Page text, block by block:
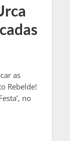
as
Rebelde!
no